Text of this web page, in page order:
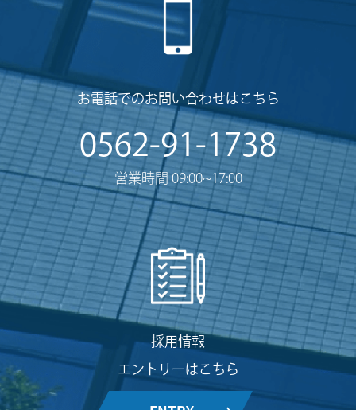
お電話でのお問い合わせはこちら
0562-91-1738
営業時間 09:00~17:00
採用情報
エントリーはこちら